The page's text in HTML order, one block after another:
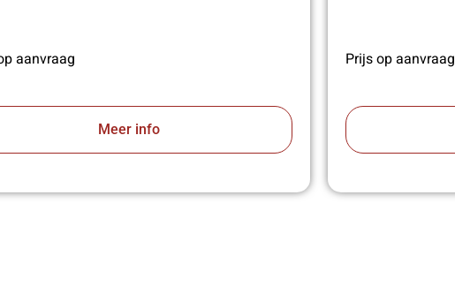
aanvraag
Meer info
Prijs op aanvraag